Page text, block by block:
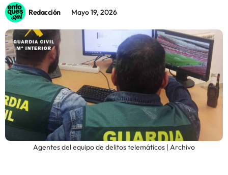
InnovaRedacción Mayo 19, 2026
Agentes del equipo de delitos telemáticos | Archivo